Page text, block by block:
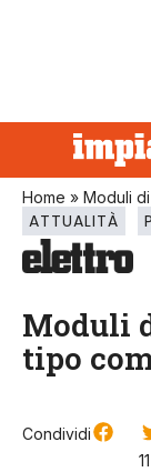
Home » Moduli
ATTUALITÀ
Moduli
tipo
Condividi